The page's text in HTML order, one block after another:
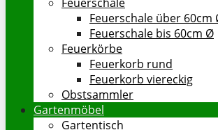
Feuerschale über 60cm
Feuerschale bis 60cm Ø
Feuerkörbe
Feuerkorb rund
Feuerkorb viereckig
Obstsammler
Gartenmöbel
Gartentisch